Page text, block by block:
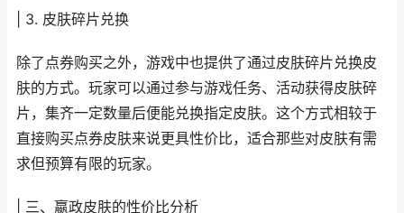
| 3. 皮肤碎片兑换
除了点券购买之外，游戏中也提供了通过皮肤碎片兑换皮
肤的方式。玩家可以通过参与游戏任务、活动获得皮肤碎
片，集齐一定数量后便能兑换指定皮肤。这个方式相较于
直接购买点券皮肤来说更具性价比，适合那些对皮肤有需
求但预算有限的玩家。
| 三、嬴政皮肤的性价比分析